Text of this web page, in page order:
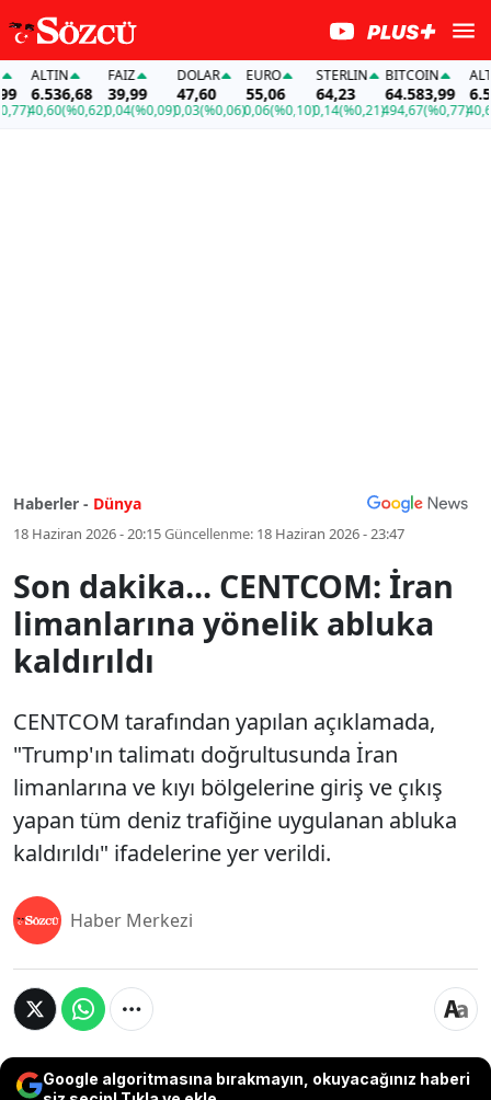
ALTIN
6.536,68
40,60(%0,62)
FAİZ
39,99
0,04(%0,09)
DOLAR
47,60
0,03(%0,06)
EURO
55,06
0,06(%0,10)
STERLIN
64,23
0,14(%0,21)
BITCOIN
64.583,99
494,67(%0,77)
ALTIN
40,60
Haberler - Dünya
18 Haziran 2026 - 20:15Güncellenme: 18 Haziran 2026 - 23:47
Son dakika... CENTCOM: İran
limanlarına yönelik abluka
kaldırıldı
CENTCOM tarafından yapılan açıklamada,
"Trump'ın talimatı doğrultusunda İran
limanlarına ve kıyı bölgelerine giriş ve çıkış
yapan tüm deniz trafiğine uygulanan abluka
kaldırıldı" ifadelerine yer verildi.
Haber Merkezi
Google algoritmasına bırakmayın, okuyacağınız haberi